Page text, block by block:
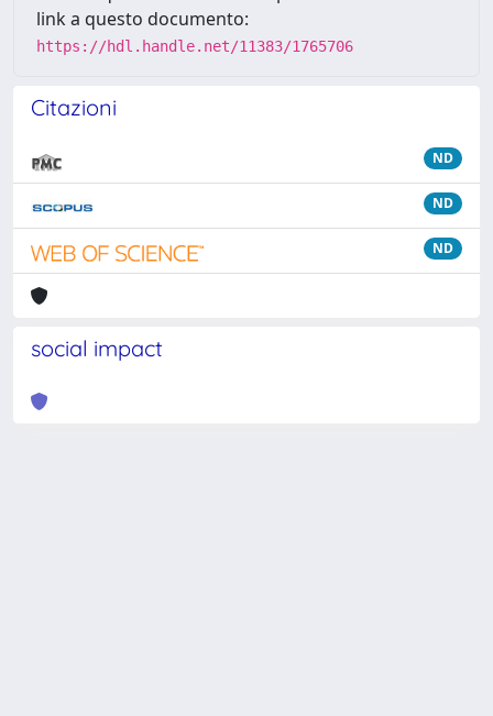
link a questo documento:
https://hdl.handle.net/11383/1765706
Citazioni
ND
ND
ND
social impact